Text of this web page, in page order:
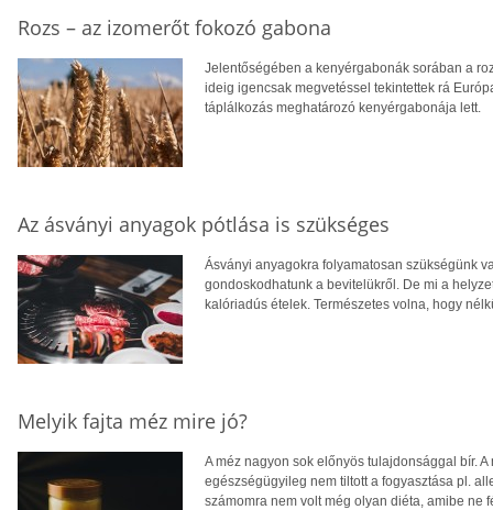
Rozs – az izomerőt fokozó gabona
Jelentőségében a kenyérgabonák sorában a
ideig igencsak megvetéssel tekintettek rá
táplálkozás meghatározó kenyérgabonája lett.
Az ásványi anyagok pótlása is szükséges
Ásványi anyagokra folyamatosan szükségünk
gondoskodhatunk a bevitelükről. De mi a
kalóriadús ételek. Természetes volna, hogy
Melyik fajta méz mire jó?
A méz nagyon sok előnyös tulajdonsággal bír.
egészségügyileg nem tiltott a fogyasztása pl.
számomra nem volt még olyan diéta, amibe ne